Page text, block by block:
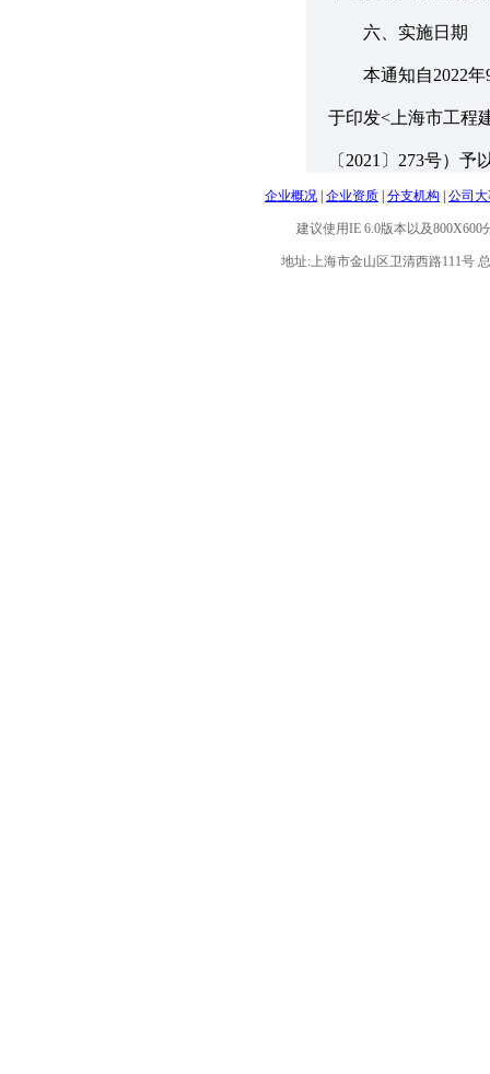
六、实施日期
本通知自2022年9
于印发<上海市工程
〔2021〕273号）予
企业概况 企业资质 分支机构 公司
建议使用IE 6.0版本以及
地址:上海市金山区卫清西路111号